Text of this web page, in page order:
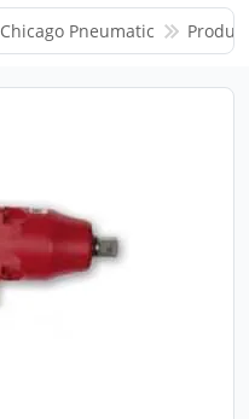
Chicago Pneumatic